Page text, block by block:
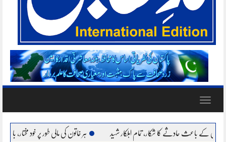
Toggle
کا شکار، تمام اہلکار شہید ہر خاتون کی مالی طور پر خود مختار، بااحتیار بنانا ہمارا عزم :